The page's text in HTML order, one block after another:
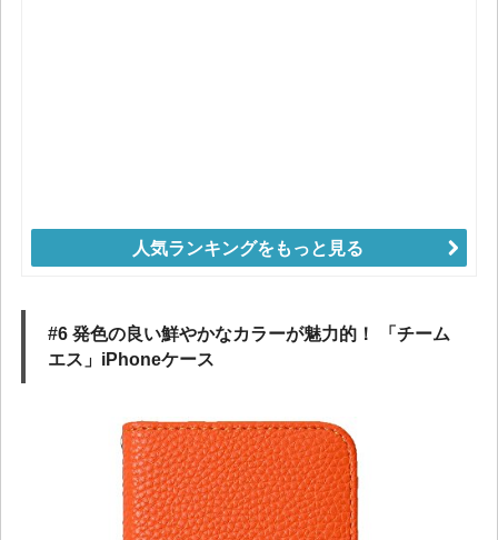
人気ランキングをもっと見る
#6 発色の良い鮮やかなカラーが魅力的！ 「チーム
エス」iPhoneケース